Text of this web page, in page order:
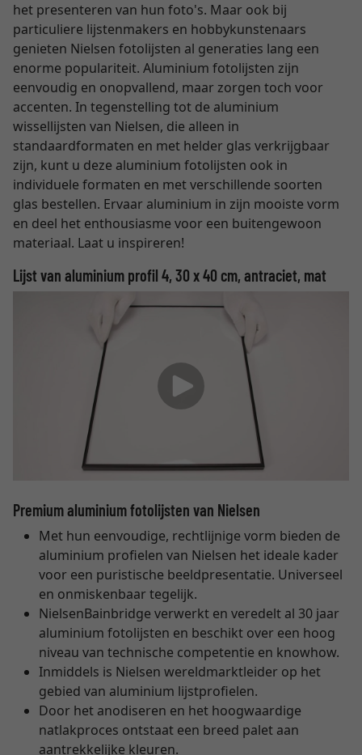
het presenteren van hun foto's. Maar ook bij
particuliere lijstenmakers en hobbykunstenaars
genieten Nielsen fotolijsten al generaties lang een
enorme populariteit. Aluminium fotolijsten zijn
eenvoudig en onopvallend, maar zorgen toch voor
accenten. In tegenstelling tot de aluminium
wissellijsten van Nielsen, die alleen in
standaardformaten en met helder glas verkrijgbaar
zijn, kunt u deze aluminium fotolijsten ook in
individuele formaten en met verschillende soorten
glas bestellen. Ervaar aluminium in zijn mooiste vorm
en deel het enthousiasme voor een buitengewoon
materiaal. Laat u inspireren!
Lijst van aluminium profil 4, 30 x 40 cm, antraciet, mat
Premium aluminium fotolijsten van Nielsen
Met hun eenvoudige, rechtlijnige vorm bieden de
aluminium profielen van Nielsen het ideale kader
voor een puristische beeldpresentatie. Universeel
en onmiskenbaar tegelijk.
NielsenBainbridge verwerkt en veredelt al 30 jaar
aluminium fotolijsten en beschikt over een hoog
niveau van technische competentie en knowhow.
Inmiddels is Nielsen wereldmarktleider op het
gebied van aluminium lijstprofielen.
Door het anodiseren en het hoogwaardige
natlakproces ontstaat een breed palet aan
aantrekkelijke kleuren.